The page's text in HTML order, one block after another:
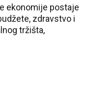
ekonomije postaje
zdravstvo i
tržišta, Pale
18 °C